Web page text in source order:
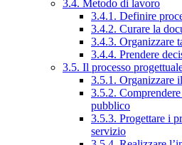
3.4. Metodo di lavoro
3.4.1. Definire
3.4.2. Curare la
3.4.3. Organizzare
3.4.4. Prendere
3.5. Il processo
3.5.1. Organizzare
3.5.2.
pubblico
3.5.3. Progettare i
servizio